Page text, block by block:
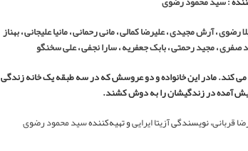
رضوی،آرش مجیدی،علیرضا کمالی،مانی رحمانی،مانیا علیجانی،بهناز
صفری،مجید رحمتی،بابک جعفریه،سارا نجفی،علی سخنگو
می کند. مادر این خانواده و دو عروسش که در سه طبقه یک خانه زندگی
آمده در زندگیشان را به دوش کشند.
قربانی، نویسندگیآزیتا ایراییو تهیه‌کنندهسید محمود رضوی